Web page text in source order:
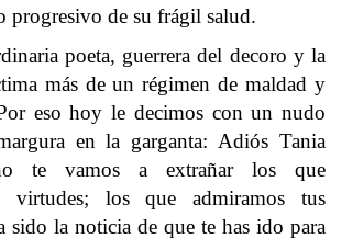
progresivo de su frágil salud.
poeta, guerrera del decoro y la
más de un régimen de maldad y
Por eso hoy le decimos con un nudo
en la garganta: Adiós Tania
te vamos a extrañar los que
virtudes; los que admiramos tus
sido la noticia de que te has ido para